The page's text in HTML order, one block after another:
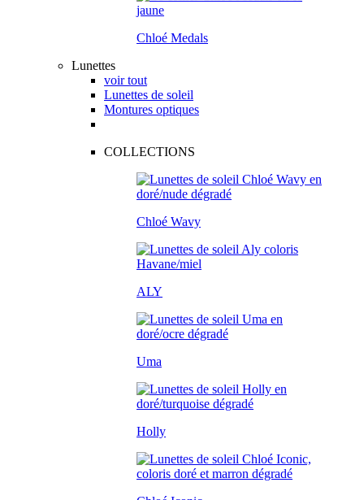
Chloé Medals
Lunettes
voir tout
Lunettes de soleil
Montures optiques
COLLECTIONS
Chloé Wavy
ALY
Uma
Holly